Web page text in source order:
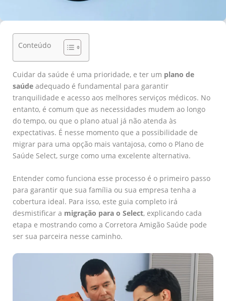
Conteúdo
Cuidar da saúde é uma prioridade, e ter um plano de
saúde adequado é fundamental para garantir
tranquilidade e acesso aos melhores serviços médicos. No
entanto, é comum que as necessidades mudem ao longo
do tempo, ou que o plano atual já não atenda às
expectativas. É nesse momento que a possibilidade de
migrar para uma opção mais vantajosa, como o Plano de
Saúde Select, surge como uma excelente alternativa.
Entender como funciona esse processo é o primeiro passo
para garantir que sua família ou sua empresa tenha a
cobertura ideal. Para isso, este guia completo irá
desmistificar a migração para o Select, explicando cada
etapa e mostrando como a Corretora Amigão Saúde pode
ser sua parceira nesse caminho.